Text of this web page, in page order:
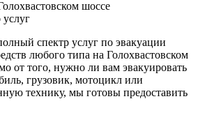
спектр услуг по эвакуации
любого типа на Голохвастовском
от того, нужно ли вам эвакуировать
грузовик, мотоцикл или
технику, мы готовы предоставить